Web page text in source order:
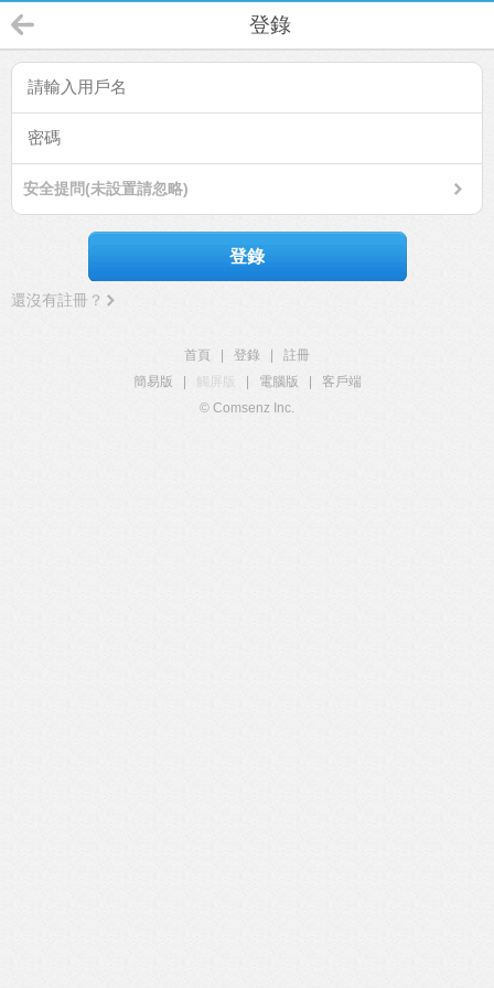
登錄
安全提問(未設置請忽略)
登錄
還沒有註冊？
首頁 登錄
註冊
簡易版
觸屏版 電腦版
客戶端
© Comsenz Inc.